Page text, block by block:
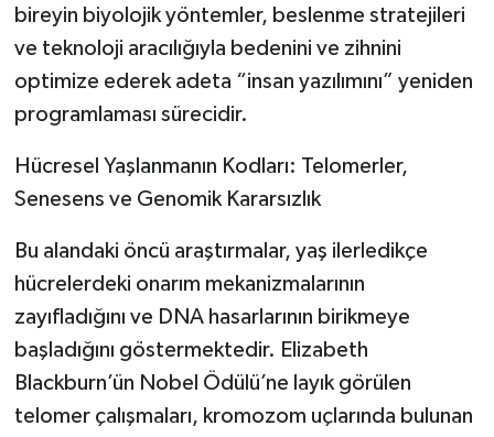
bireyin biyolojik yöntemler, beslenme stratejileri
ve teknoloji aracılığıyla bedenini ve zihnini
optimize ederek adeta “insan yazılımını” yeniden
programlaması sürecidir.
Hücresel Yaşlanmanın Kodları: Telomerler,
Senesens ve Genomik Kararsızlık
Bu alandaki öncü araştırmalar, yaş ilerledikçe
hücrelerdeki onarım mekanizmalarının
zayıfladığını ve DNA hasarlarının birikmeye
başladığını göstermektedir. Elizabeth
Blackburn’ün Nobel Ödülü’ne layık görülen
telomer çalışmaları, kromozom uçlarında bulunan